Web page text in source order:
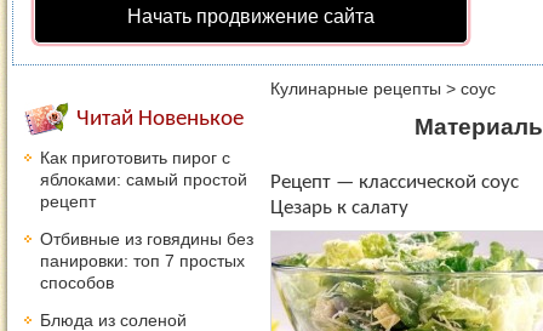
Начать продвижение сайта
Кулинарные рецепты > соус
Материалы
Рецепт — классической соус
Цезарь к салату
Читай Новенькое
Как приготовить пирог с
яблоками: самый простой
рецепт
Отбивные из говядины без
панировки: топ 7 простых
способов
Блюда из соленой